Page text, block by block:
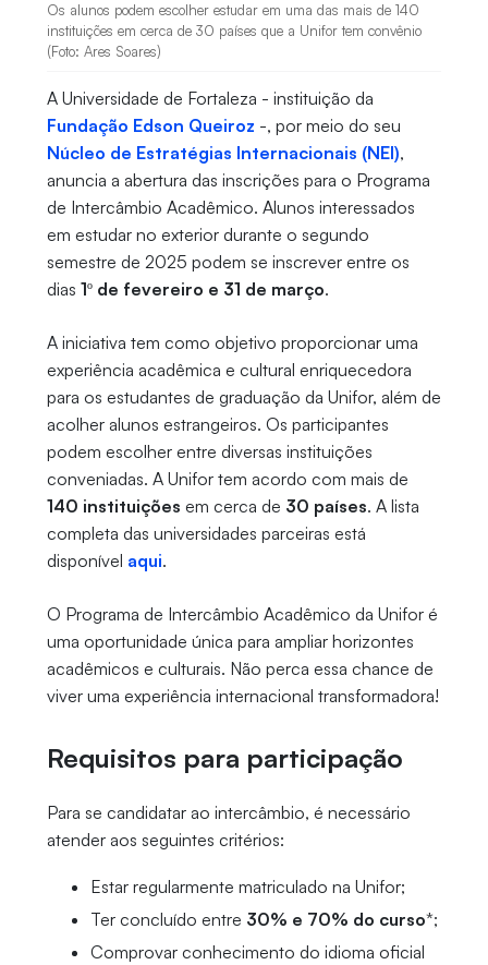
Os alunos podem escolher estudar em uma das mais de 140
instituições em cerca de 30 países que a Unifor tem convênio
(Foto: Ares Soares)
A Universidade de Fortaleza - instituição da
Fundação Edson Queiroz -, por meio do seu
Núcleo de Estratégias Internacionais (NEI),
anuncia a abertura das inscrições para o Programa
de Intercâmbio Acadêmico. Alunos interessados
em estudar no exterior durante o segundo
semestre de 2025 podem se inscrever entre os
dias 1º de fevereiro e 31 de março.
A iniciativa tem como objetivo proporcionar uma
experiência acadêmica e cultural enriquecedora
para os estudantes de graduação da Unifor, além de
acolher alunos estrangeiros. Os participantes
podem escolher entre diversas instituições
conveniadas. A Unifor tem acordo com mais de
140 instituições em cerca de 30 países. A lista
completa das universidades parceiras está
disponível aqui.
O Programa de Intercâmbio Acadêmico da Unifor é
uma oportunidade única para ampliar horizontes
acadêmicos e culturais. Não perca essa chance de
viver uma experiência internacional transformadora!
Requisitos para participação
Para se candidatar ao intercâmbio, é necessário
atender aos seguintes critérios:
Estar regularmente matriculado na Unifor;
Ter concluído entre 30% e 70% do curso*;
Comprovar conhecimento do idioma oficial